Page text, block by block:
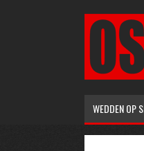
WEDDEN OP